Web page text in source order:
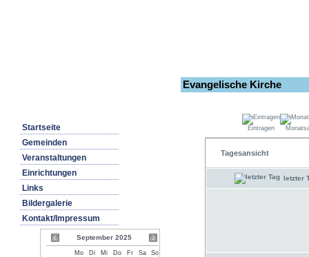
Evangelische Kirche
Startseite
Gemeinden
Veranstaltungen
Einrichtungen
Links
Bildergalerie
Kontakt/Impressum
September 2025
Mo Di Mi Do Fr Sa So
Eintragen
Tagesansicht
letzter